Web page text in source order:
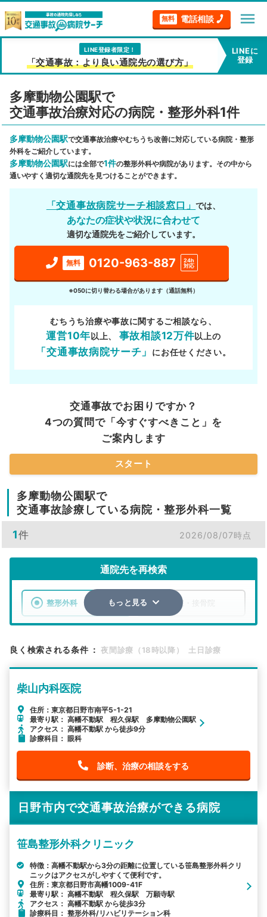
無料 電話相談 menu
LINE登録者限定！
「交通事故：より良い通院先の選び方」
LINEに
登録
多摩動物公園駅で
交通事故治療対応の病院・整形外科1件
多摩動物公園駅で交通事故治療やむちうち改善に対応している病院・整形
外科をご紹介しています。
多摩動物公園駅には全部で1件の整形外科や病院があります。その中から
通いやすく適切な通院先を見つけることができます。
「交通事故病院サーチ相談窓口」では、
あなたの症状や状況に合わせて
適切な通院先をご紹介しています。
無料 0120-963-887
24h
対応
※050に切り替わる場合があります（通話無料）
むちうち治療や事故に関するご相談なら、
運営10年以上、 事故相談12万件以上の
「交通事故病院サーチ」 にお任せください。
交通事故でお困りですか？
4つの質問で「今すぐすべきこと」を
ご案内します
スタート
多摩動物公園駅で
交通事故診療している病院・整形外科一覧
1件 2026/08/07時点
通院先を再検索
整形外科 整骨院・接骨院
検索する
その他の検索方法
駅から探す
もっと見る
良く検索される条件 ： 夜間診療（18時以降） 土日診療
柴山内科医院
住所：東京都日野市南平5-1-21
最寄り駅： 高幡不動駅 程久保駅 多摩動物公園駅
アクセス： 高幡不動駅 から徒歩9分
診療科目： 眼科
診断、治療の相談をする
日野市内で交通事故治療ができる病院
笹島整形外科クリニック
特徴：高幡不動駅から3分の距離に位置している笹島整形外科クリ
ニックはアクセスがしやすくて便利です。
住所：東京都日野市高幡1009-41F
最寄り駅： 高幡不動駅 程久保駅 万願寺駅
アクセス： 高幡不動駅 から徒歩3分
診療科目： 整形外科/リハビリテーション科